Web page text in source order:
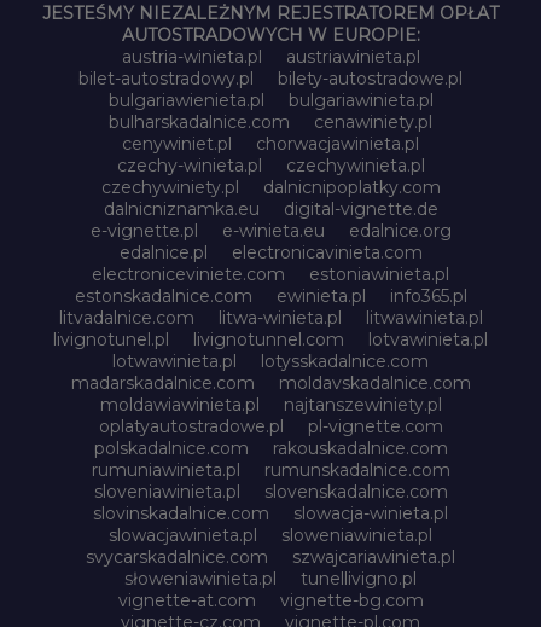
JESTEŚMY NIEZALEŻNYM REJESTRATOREM OPŁAT
AUTOSTRADOWYCH W EUROPIE:
austria-winieta.pl
austriawinieta.pl
bilet-autostradowy.pl
bilety-autostradowe.pl
bulgariawienieta.pl
bulgariawinieta.pl
bulharskadalnice.com
cenawiniety.pl
cenywiniet.pl
chorwacjawinieta.pl
czechy-winieta.pl
czechywinieta.pl
czechywiniety.pl
dalnicnipoplatky.com
dalnicniznamka.eu
digital-vignette.de
e-vignette.pl
e-winieta.eu
edalnice.org
edalnice.pl
electronicavinieta.com
electroniceviniete.com
estoniawinieta.pl
estonskadalnice.com
ewinieta.pl
info365.pl
litvadalnice.com
litwa-winieta.pl
litwawinieta.pl
livignotunel.pl
livignotunnel.com
lotvawinieta.pl
lotwawinieta.pl
lotysskadalnice.com
madarskadalnice.com
moldavskadalnice.com
moldawiawinieta.pl
najtanszewiniety.pl
oplatyautostradowe.pl
pl-vignette.com
polskadalnice.com
rakouskadalnice.com
rumuniawinieta.pl
rumunskadalnice.com
sloveniawinieta.pl
slovenskadalnice.com
slovinskadalnice.com
slowacja-winieta.pl
slowacjawinieta.pl
sloweniawinieta.pl
svycarskadalnice.com
szwajcariawinieta.pl
słoweniawinieta.pl
tunellivigno.pl
vignette-at.com
vignette-bg.com
vignette-cz.com
vignette-pl.com